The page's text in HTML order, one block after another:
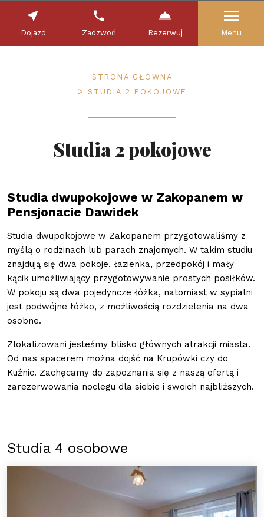
Dojazd Zadzwoń Rezerwuj Menu
STRONA GŁÓWNA
STUDIA 2 POKOJOWE
Studia 2 pokojowe
Studia dwupokojowe w Zakopanem w
Pensjonacie Dawidek
Studia dwupokojowe w Zakopanem przygotowaliśmy z
myślą o rodzinach lub parach znajomych. W takim studiu
znajdują się dwa pokoje, łazienka, przedpokój i mały
kącik umożliwiający przygotowywanie prostych posiłków.
W pokoju są dwa pojedyncze łóżka, natomiast w sypialni
jest podwójne łóżko, z możliwością rozdzielenia na dwa
osobne.
Zlokalizowani jesteśmy blisko głównych atrakcji miasta.
Od nas spacerem można dojść na Krupówki czy do
Kuźnic. Zachęcamy do zapoznania się z naszą ofertą i
zarezerwowania noclegu dla siebie i swoich najbliższych.
Studia 4 osobowe